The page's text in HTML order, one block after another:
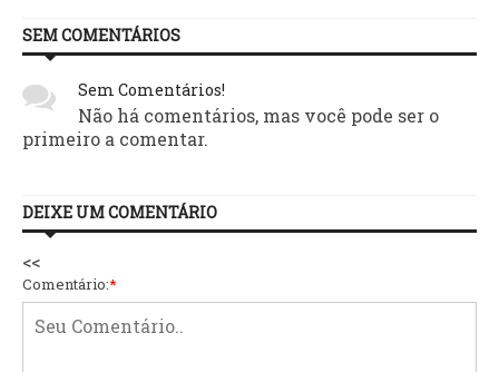
SEM COMENTÁRIOS
Sem Comentários!
Não há comentários, mas você pode ser o
primeiro a comentar.
DEIXE UM COMENTÁRIO
<<
Comentário:*